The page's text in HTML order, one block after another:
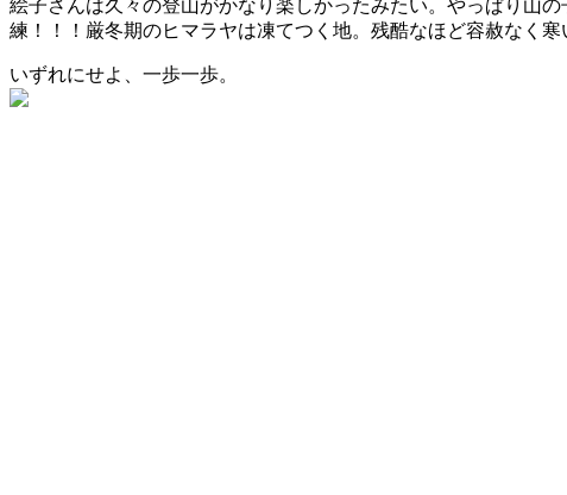
絵子さんは久々の登山がかなり楽しかったみたい。やっぱり山
練！！！厳冬期のヒマラヤは凍てつく地。残酷なほど容赦なく寒
いずれにせよ、一歩一歩。